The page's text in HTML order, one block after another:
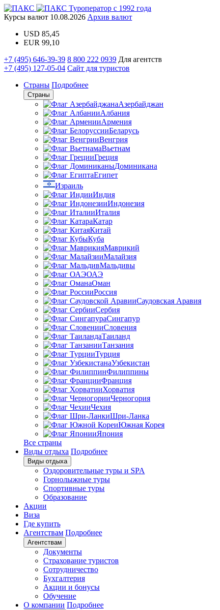
Туроператор с 1992 года
Курсы валют 10.08.2026 Архив валют
USD 85,45
EUR 99,10
+7 (495) 646-39-39 8 800 222 0939 Для агентств
+7 (495) 127-05-04 Сайт для туристов
Страны Подробнее
Страны
Азербайджан
Албания
Армения
Беларусь
Венгрия
Вьетнам
Греция
Доминикана
Египет
Израиль
Индия
Индонезия
Италия
Катар
Китай
Куба
Маврикий
Малайзия
Мальдивы
ОАЭ
Оман
Россия
Саудовская Аравия
Сербия
Сингапур
Словения
Таиланд
Танзания
Турция
Узбекистан
Филиппины
Франция
Хорватия
Черногория
Чехия
Шри-Ланка
Южная Корея
Япония
Все страны
Виды отдыха Подробнее
Виды отдыха
Оздоровительные туры и SPA
Горнолыжные туры
Спортивные туры
Образование
Акции
Виза
Где купить
Агентствам Подробнее
Агентствам
Документы
Страхование туристов
Сотрудничество
Бухгалтерия
Акции и бонусы
Обучение
О компании Подробнее